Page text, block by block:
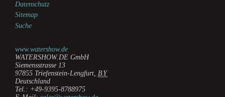
Datenschutz
Sitemap
Suche
www.watershow.de
WATERSHOW.DE GmbH
Siemensstrasse 13
97855 Triefenstein-Lengfurt BY
Deutschland
Tel.: +49-9395-8788975